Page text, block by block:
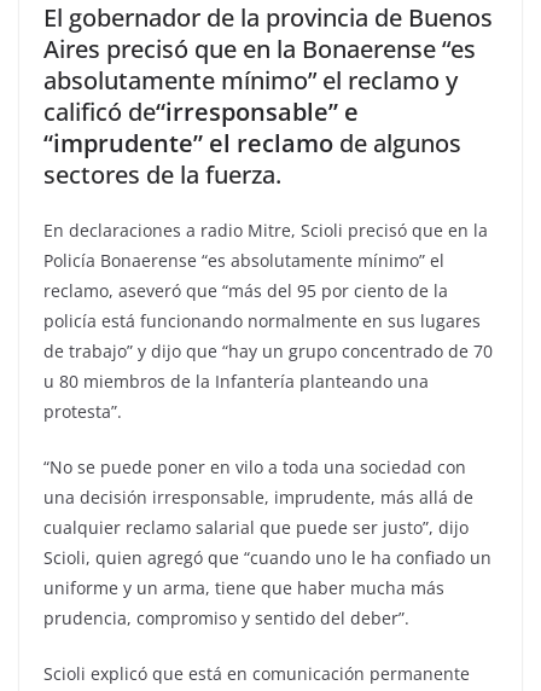
El gobernador de la provincia de Buenos
Aires precisó que en la Bonaerense “es
absolutamente mínimo” el reclamo y
calificó de“irresponsable” e
“imprudente” el reclamo de algunos
sectores de la fuerza.
En declaraciones a radio Mitre, Scioli precisó que en la
Policía Bonaerense “es absolutamente mínimo” el
reclamo, aseveró que “más del 95 por ciento de la
policía está funcionando normalmente en sus lugares
de trabajo” y dijo que “hay un grupo concentrado de 70
u 80 miembros de la Infantería planteando una
protesta”.
“No se puede poner en vilo a toda una sociedad con
una decisión irresponsable, imprudente, más allá de
cualquier reclamo salarial que puede ser justo”, dijo
Scioli, quien agregó que “cuando uno le ha confiado un
uniforme y un arma, tiene que haber mucha más
prudencia, compromiso y sentido del deber”.
Scioli explicó que está en comunicación permanente